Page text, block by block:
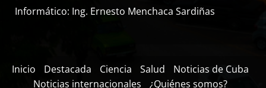
Informático: Ing. Ernesto Menchaca Sardiñas
Inicio Destacada Ciencia Salud
Noticias de Cuba
Noticias internacionales
¿Quiénes somos?